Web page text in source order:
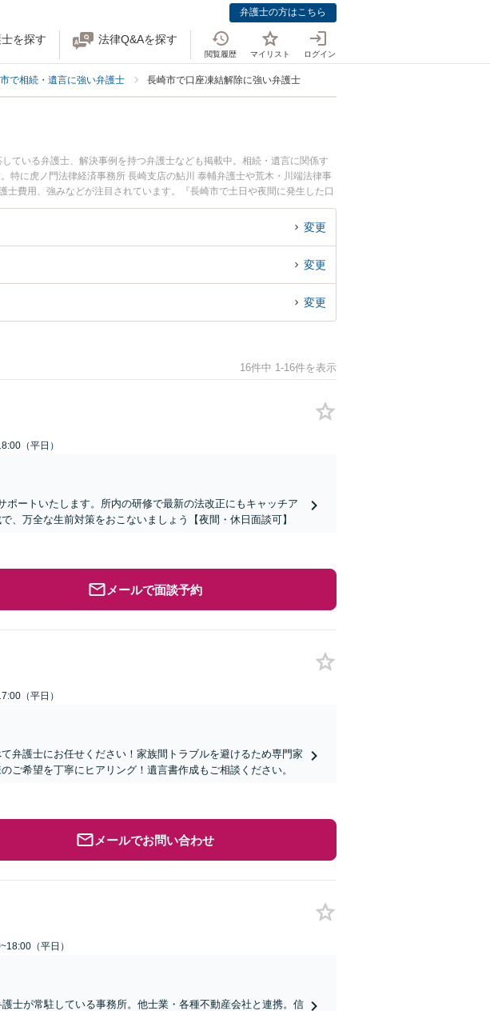
弁護士の方はこちら
を探す 法律Q&Aを探す
閲覧履歴 マイリスト ログイン
で相続・遺言に強い弁護士 長崎市で口座凍結解除に強い弁護士
ている弁護士、解決事例を持つ弁護士なども掲載中。相続・遺言に関係す
特に虎ノ門法律経済事務所 長崎支店の鮎川 泰輔弁護士や荒木・川端法律事
費用、強みなどが注目されています。『長崎市で土日や夜間に発生した口
くの弁護士を検索したい』『初回相談無料で口座凍結解除を法律相談できる
変更
変更
変更
16件中 1-16件を表示
（平日）
ポートいたします。所内の研修で最新の法改正にもキャッチア
、万全な生前対策をおこないましょう【夜間・休日面談可】
メールで面談予約
（平日）
弁護士にお任せください！家族間トラブルを避けるため専門家
ご希望を丁寧にヒアリング！遺言書作成もご相談ください。
メールでお問い合わせ
（平日）
士が常駐している事務所。他士業・各種不動産会社と連携。信